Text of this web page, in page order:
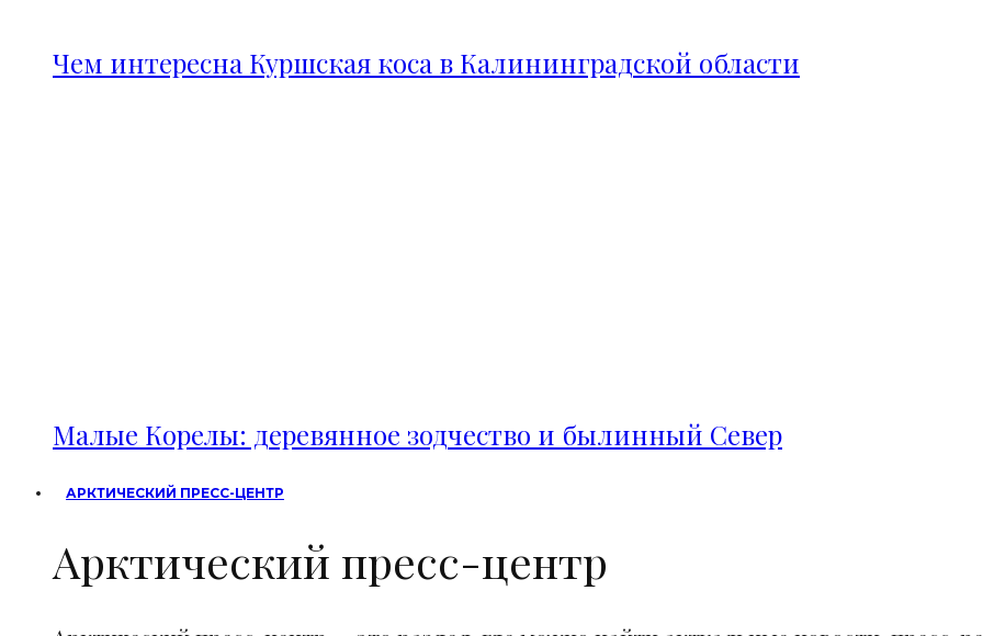
Чем интересна Куршская коса в Калининградской области
Малые Корелы: деревянное зодчество и былинный Север
АРКТИЧЕСКИЙ ПРЕСС-ЦЕНТР
Арктический пресс-центр